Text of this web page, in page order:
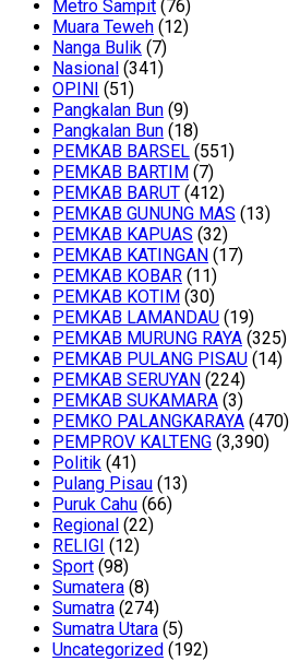
Metro Sampit (76)
Muara Teweh (12)
Nanga Bulik (7)
Nasional (341)
OPINI (51)
Pangkalan Bun (9)
Pangkalan Bun (18)
PEMKAB BARSEL (551)
PEMKAB BARTIM (7)
PEMKAB BARUT (412)
PEMKAB GUNUNG MAS (13)
PEMKAB KAPUAS (32)
PEMKAB KATINGAN (17)
PEMKAB KOBAR (11)
PEMKAB KOTIM (30)
PEMKAB LAMANDAU (19)
PEMKAB MURUNG RAYA (325)
PEMKAB PULANG PISAU (14)
PEMKAB SERUYAN (224)
PEMKAB SUKAMARA (3)
PEMKO PALANGKARAYA (470)
PEMPROV KALTENG (3,390)
Politik (41)
Pulang Pisau (13)
Puruk Cahu (66)
Regional (22)
RELIGI (12)
Sport (98)
Sumatera (8)
Sumatra (274)
Sumatra Utara (5)
Uncategorized (192)